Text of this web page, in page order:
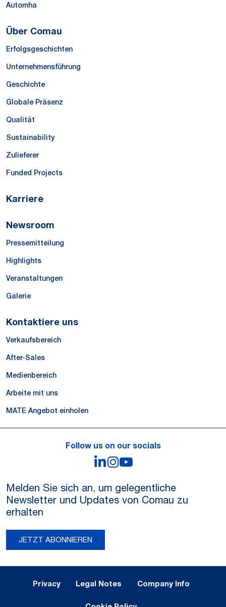
Automha
Über Comau
Erfolgsgeschichten
Unternehmensführung
Geschichte
Globale Präsenz
Qualität
Sustainability
Zulieferer
Funded Projects
Karriere
Newsroom
Pressemitteilung
Highlights
Veranstaltungen
Galerie
Kontaktiere uns
Verkaufsbereich
After-Sales
Medienbereich
Arbeite mit uns
MATE Angebot einholen
Follow us on our socials
LinkedIn
Instagram
Melden Sie sich an, um gelegentliche
Newsletter und Updates von Comau zu
erhalten
JETZT ABONNIEREN
Privacy Legal Notes Company Info